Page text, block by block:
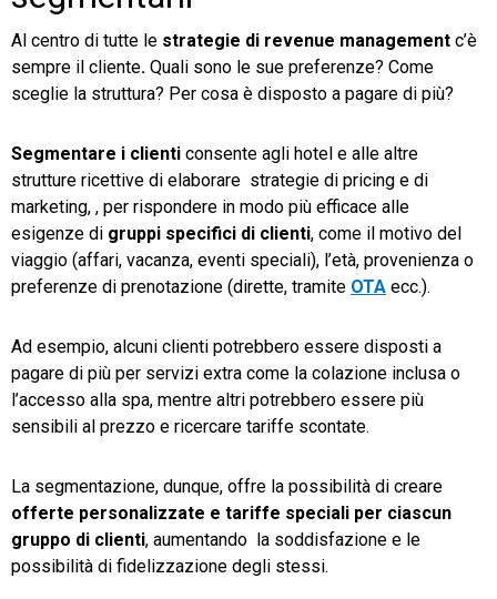
Al centro di tutte le strategie di revenue management c’è
sempre il cliente. Quali sono le sue preferenze? Come
sceglie la struttura? Per cosa è disposto a pagare di più?
Segmentare i clienti consente agli hotel e alle altre
strutture ricettive di elaborare strategie di pricing e di
marketing, , per rispondere in modo più efficace alle
esigenze di gruppi specifici di clienti, come il motivo del
viaggio (affari, vacanza, eventi speciali), l’età, provenienza o
preferenze di prenotazione (dirette, tramite OTA ecc.).
Ad esempio, alcuni clienti potrebbero essere disposti a
pagare di più per servizi extra come la colazione inclusa o
l’accesso alla spa, mentre altri potrebbero essere più
sensibili al prezzo e ricercare tariffe scontate.
La segmentazione, dunque, offre la possibilità di creare
offerte personalizzate e tariffe speciali per ciascun
gruppo di clienti, aumentando la soddisfazione e le
possibilità di fidelizzazione degli stessi.